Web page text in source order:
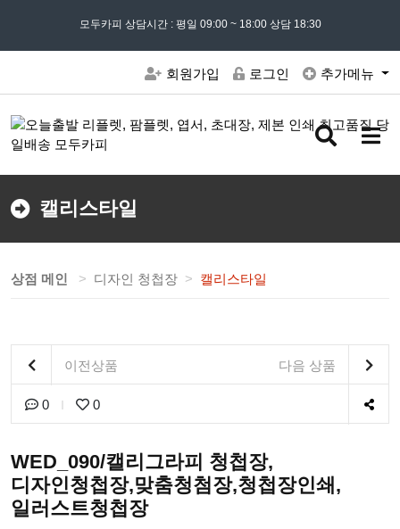
모든 문의는02) 302 - 7797및 ' 견적문의 ' 게시판을 이용해주세요
모두카피 상담시간 : 평일 09:00 ~ 18:00 상담 18:30
회원가입 로그인 추가메뉴
검
버
메
버
캘리스타일
상점 메인 디자인 청첩장 캘리스타일
이전상품 다음 상품
0 0
WED_090/캘리그라피 청첩장,
디자인청첩장,맞춤청첨장,청첩장인쇄,
일러스트청첩장